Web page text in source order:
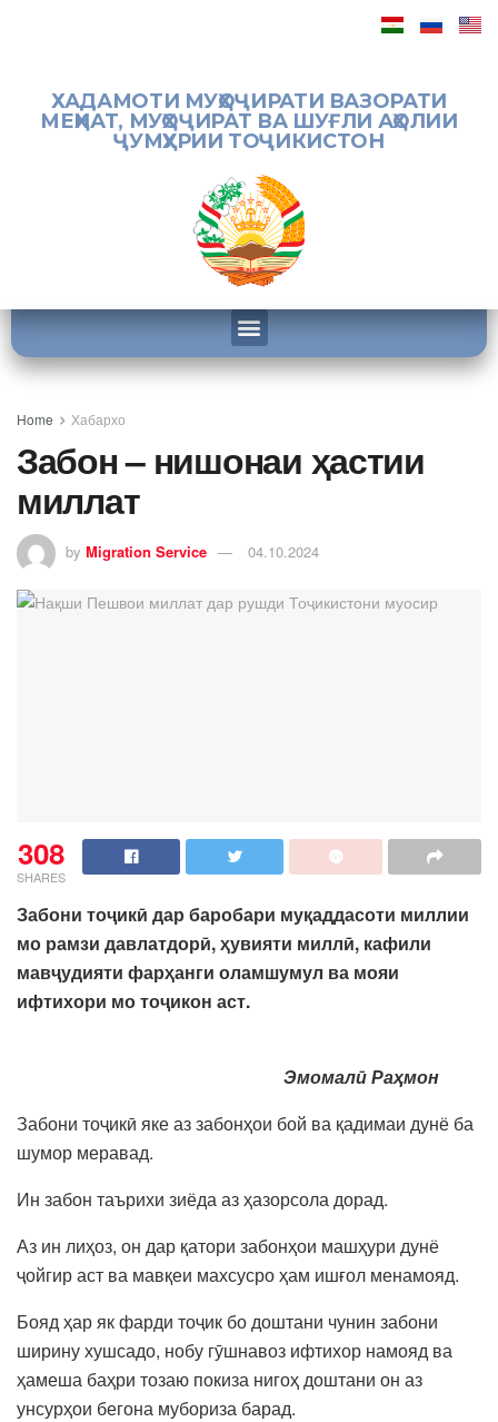
ХАДАМОТИ МУҲОҶИРАТИ ВАЗОРАТИ
МЕҲНАТ, МУҲОҶИРАТ ВА ШУҒЛИ АҲОЛИИ
ҶУМҲУРИИ ТОҶИКИСТОН
Home Хабархо
Забон – нишонаи ҳастии
миллат
by Migration Service 04.10.2024
308
SHARES
Забони тоҷикӣ дар баробари муқаддасоти миллии
мо рамзи давлатдорӣ, ҳувияти миллӣ, кафили
мавҷудияти фарҳанги оламшумул ва мояи
ифтихори мо тоҷикон аст.
Эмомалӣ Раҳмон
Забони тоҷикӣ яке аз забонҳои бой ва қадимаи дунё ба
шумор меравад.
Ин забон таърихи зиёда аз ҳазорсола дорад.
Аз ин лиҳоз, он дар қатори забонҳои машҳури дунё
ҷойгир аст ва мавқеи махсусро ҳам ишғол менамояд.
Бояд ҳар як фарди тоҷик бо доштани чунин забони
ширину хушсадо, нобу гӯшнавоз ифтихор намояд ва
ҳамеша баҳри тозаю покиза нигоҳ доштани он аз
унсурҳои бегона мубориза барад.